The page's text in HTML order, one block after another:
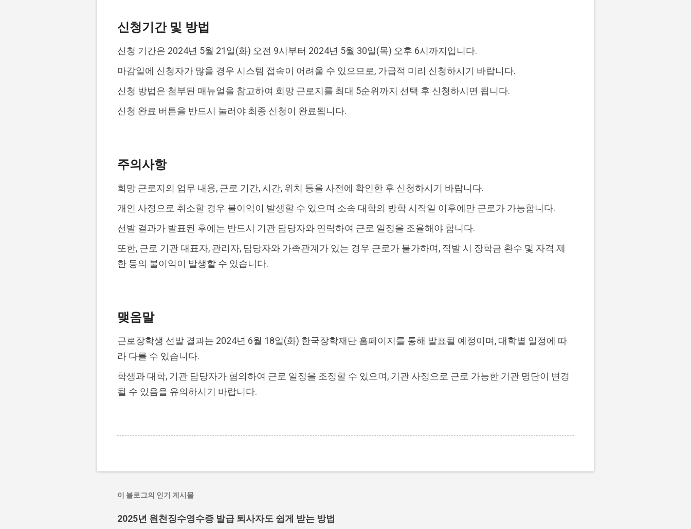
신청기간 및 방법
신청 기간은 2024년 5월 21일(화) 오전 9시부터 2024년 5월 30일(목) 오후 6시까지입니다.
마감일에 신청자가 많을 경우 시스템 접속이 어려울 수 있으므로, 가급적 미리 신청하시기 바랍니다.
신청 방법은 첨부된 매뉴얼을 참고하여 희망 근로지를 최대 5순위까지 선택 후 신청하시면 됩니다.
신청 완료 버튼을 반드시 눌러야 최종 신청이 완료됩니다.
주의사항
희망 근로지의 업무 내용, 근로 기간, 시간, 위치 등을 사전에 확인한 후 신청하시기 바랍니다.
개인 사정으로 취소할 경우 불이익이 발생할 수 있으며 소속 대학의 방학 시작일 이후에만 근로가 가능합니다.
선발 결과가 발표된 후에는 반드시 기관 담당자와 연락하여 근로 일정을 조율해야 합니다.
또한, 근로 기관 대표자, 관리자, 담당자와 가족관계가 있는 경우 근로가 불가하며, 적발 시 장학금 환수 및 자격 제
한 등의 불이익이 발생할 수 있습니다.
맺음말
근로장학생 선발 결과는 2024년 6월 18일(화) 한국장학재단 홈페이지를 통해 발표될 예정이며, 대학별 일정에 따
라 다를 수 있습니다.
학생과 대학, 기관 담당자가 협의하여 근로 일정을 조정할 수 있으며, 기관 사정으로 근로 가능한 기관 명단이 변경
될 수 있음을 유의하시기 바랍니다.
이 블로그의 인기 게시물
2025년 원천징수영수증 발급 퇴사자도 쉽게 받는 방법